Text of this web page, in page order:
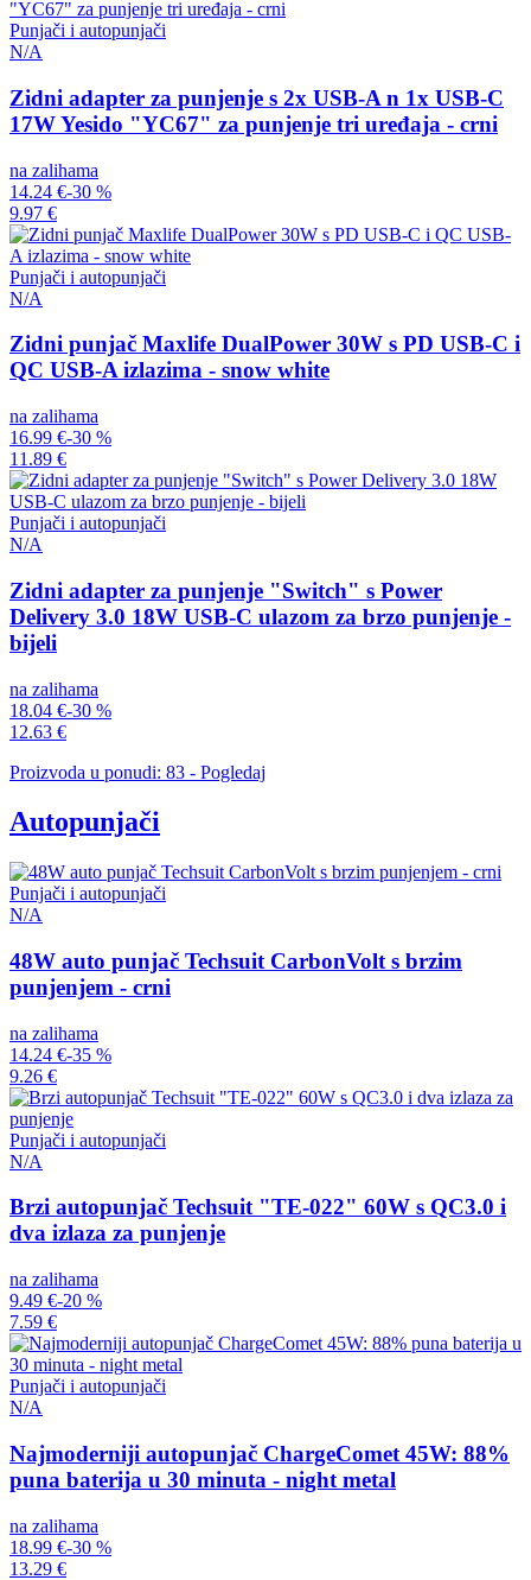
Punjači i autopunjači
N/A
Zidni adapter za punjenje s 2x USB-A n 1x USB-C
17W Yesido "YC67" za punjenje tri uređaja - crni
na zalihama
14.24 €-30 %
9.97 €
Punjači i autopunjači
N/A
Zidni punjač Maxlife DualPower 30W s PD USB-C i
QC USB-A izlazima - snow white
na zalihama
16.99 €-30 %
11.89 €
Punjači i autopunjači
N/A
Zidni adapter za punjenje "Switch" s Power
Delivery 3.0 18W USB-C ulazom za brzo punjenje -
bijeli
na zalihama
18.04 €-30 %
12.63 €
Proizvoda u ponudi: 83 - Pogledaj
Autopunjači
Punjači i autopunjači
N/A
48W auto punjač Techsuit CarbonVolt s brzim
punjenjem - crni
na zalihama
14.24 €-35 %
9.26 €
Punjači i autopunjači
N/A
Brzi autopunjač Techsuit "TE-022" 60W s QC3.0 i
dva izlaza za punjenje
na zalihama
9.49 €-20 %
7.59 €
Punjači i autopunjači
N/A
Najmoderniji autopunjač ChargeComet 45W: 88%
puna baterija u 30 minuta - night metal
na zalihama
18.99 €-30 %
13.29 €